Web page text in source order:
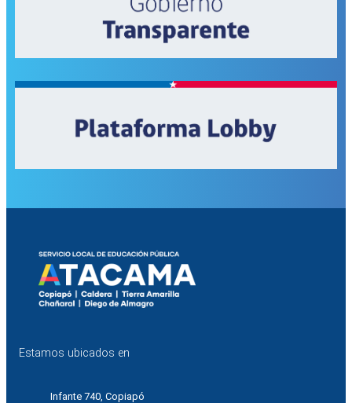
Estamos ubicados en
Infante 740, Copiapó